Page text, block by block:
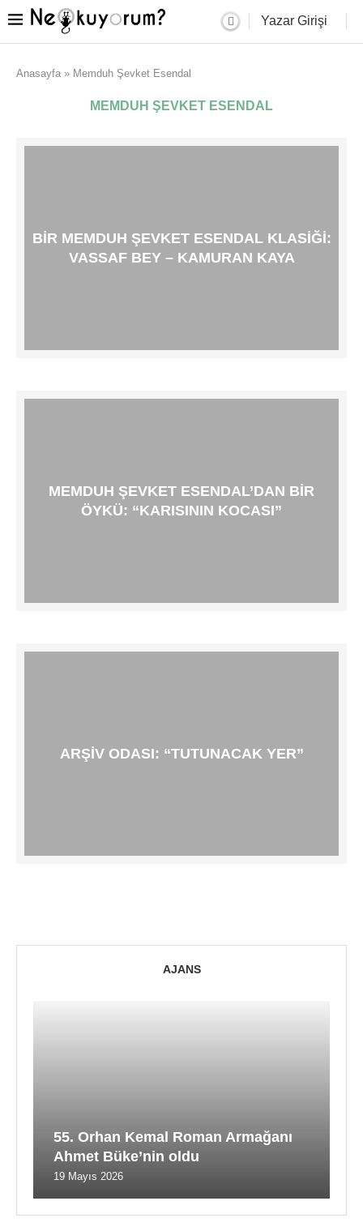
Yazar Girişi
Anasayfa » Memduh Şevket Esendal
MEMDUH ŞEVKET ESENDAL
BIR MEMDUH ŞEVKET ESENDAL KLASIĞI:
VASSAF BEY – KAMURAN KAYA
MEMDUH ŞEVKET ESENDAL’DAN BIR
ÖYKÜ: “KARISININ KOCASI”
ARŞIV ODASI: “TUTUNACAK YER”
AJANS
55. Orhan Kemal Roman Armağanı
Ahmet Büke’nin oldu
19 Mayıs 2026